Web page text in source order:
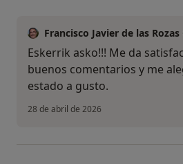
Francisco Javier de las Rozas
Eskerrik asko!!! Me da
buenos comentarios y me
estado a gusto.
28 de abril de 2026